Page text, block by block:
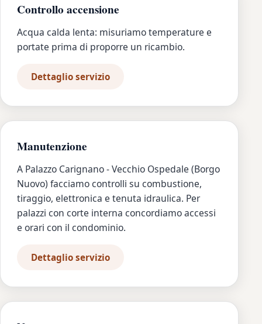
Controllo accensione
Acqua calda lenta: misuriamo temperature e
portate prima di proporre un ricambio.
Dettaglio servizio
Manutenzione
A Palazzo Carignano - Vecchio Ospedale (Borgo
Nuovo) facciamo controlli su combustione,
tiraggio, elettronica e tenuta idraulica. Per
palazzi con corte interna concordiamo accessi
e orari con il condominio.
Dettaglio servizio